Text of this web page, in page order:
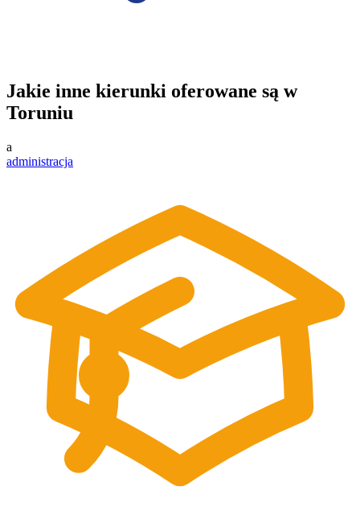
Jakie inne kierunki oferowane są w
Toruniu
a
administracja